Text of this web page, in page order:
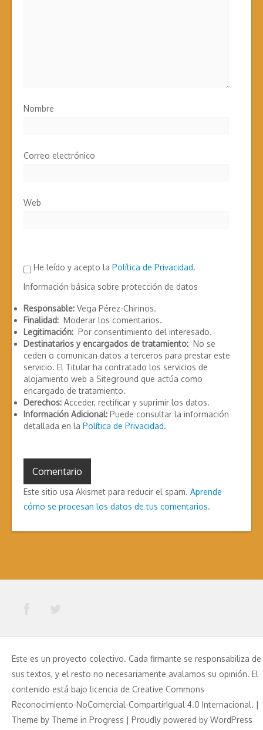
Nombre
Correo electrónico
Web
He leído y acepto la Política de Privacidad.
Información básica sobre protección de datos
Responsable: Vega Pérez-Chirinos.
Finalidad: Moderar los comentarios.
Legitimación: Por consentimiento del interesado.
Destinatarios y encargados de tratamiento: No se
ceden o comunican datos a terceros para prestar este
servicio. El Titular ha contratado los servicios de
alojamiento web a Siteground que actúa como
encargado de tratamiento.
Derechos: Acceder, rectificar y suprimir los datos.
Información Adicional: Puede consultar la información
detallada en la Política de Privacidad.
Este sitio usa Akismet para reducir el spam. Aprende
cómo se procesan los datos de tus comentarios.
Este es un proyecto colectivo. Cada firmante se responsabiliza de
sus textos, y el resto no necesariamente avalamos su opinión. El
contenido está bajo licencia de Creative Commons
Reconocimiento-NoComercial-CompartirIgual 4.0 Internacional. |
Theme by Theme in Progress | Proudly powered by WordPress